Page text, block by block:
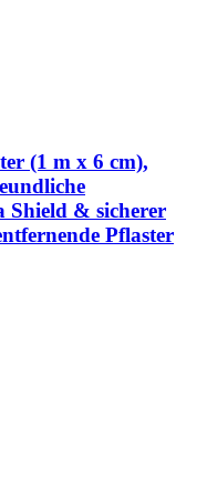
(1 m x 6 cm),
Shield & sicherer
Pflaster